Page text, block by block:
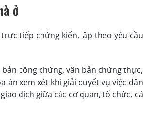
ở
tiếp chứng kiến, lập theo yêu cầu
công chứng, văn bản chứng thực,
án xem xét khi giải quyết vụ việc dân
dịch giữa các cơ quan, tổ chức, cá